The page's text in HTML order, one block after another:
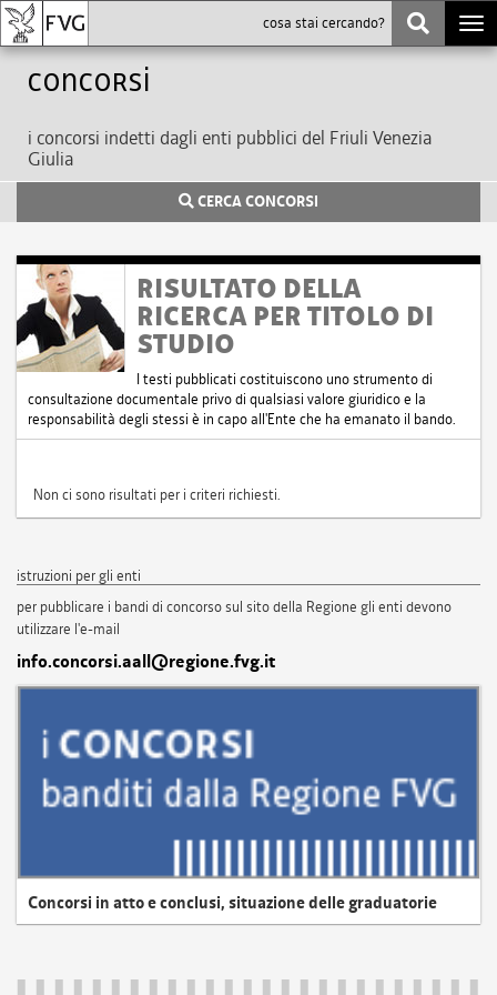
Concorsi
i concorsi indetti dagli enti pubblici del Friuli Venezia
Giulia
CERCA CONCORSI
RISULTATO DELLA
RICERCA PER TITOLO DI
STUDIO
I testi pubblicati costituiscono uno strumento di
consultazione documentale privo di qualsiasi valore giuridico e la
responsabilità degli stessi è in capo all'Ente che ha emanato il bando.
Non ci sono risultati per i criteri richiesti.
istruzioni per gli enti
per pubblicare i bandi di concorso sul sito della Regione gli enti devono
utilizzare l'e-mail
info.concorsi.aall@regione.fvg.it
Concorsi in atto e conclusi, situazione delle graduatorie